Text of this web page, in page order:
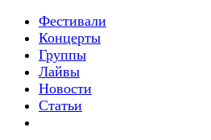
Фестивали
Концерты
Группы
Лайвы
Новости
Статьи